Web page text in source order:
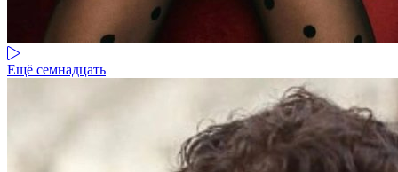
Ещё семнадцать